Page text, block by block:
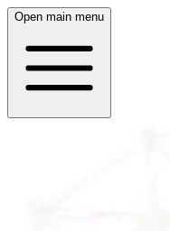
Open main menu